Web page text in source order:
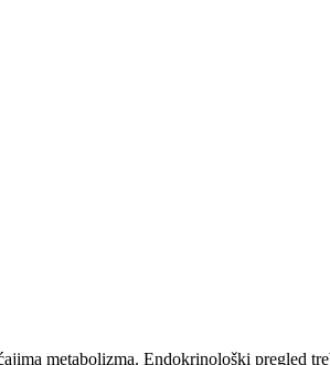
metabolizma. Endokrinološki pregled